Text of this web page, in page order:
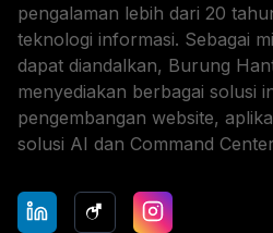
pengalaman lebih dari 20
teknologi informasi. Sebagai
dapat diandalkan, Burung
menyediakan berbagai solusi
pengembangan website,
solusi AI dan Command